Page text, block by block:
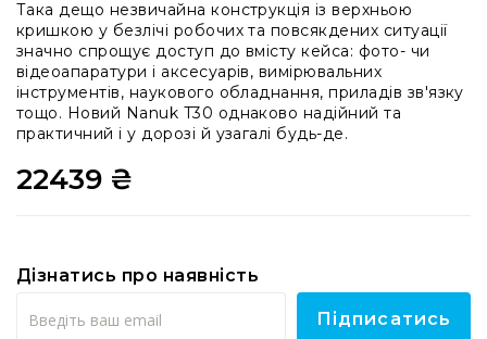
Мікрофонні
голови
Всі
радіосистеми
Аксесуари
та
Антени
Така дещо незвичайна конструкція із верхньою
кришкою у безлічі робочих та повсякдених ситуації
значно спрощує доступ до вмісту кейса: фото- чи
відеоапаратури і аксесуарів, вимірювальних
інструментів, наукового обладнання, приладів зв'язку
тощо. Новий Nanuk T30 однаково надійний та
практичний і у дорозі й узагалі будь-де.
22439 ₴
Дізнатись про наявність
Підписатись